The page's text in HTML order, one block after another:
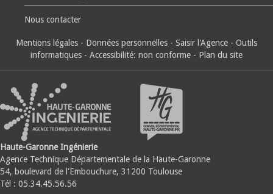
Nous contacter
Mentions légales - Données personnelles - Saisir l'Agence - Outils
informatiques - Accessibilité: non conforme - Plan du site
Haute-Garonne Ingénierie
Agence Technique Départementale de la Haute-Garonne
54, boulevard de l'Embouchure, 31200 Toulouse
Tél : 05.34.45.56.56